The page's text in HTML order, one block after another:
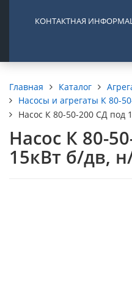
КОНТАКТНАЯ
Главная Каталог
Насосы и агрегаты К 80-
Насос К 80-50-200 СД под
Насос К 80-
15кВт б/дв,